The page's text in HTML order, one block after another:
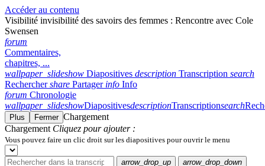
Accéder au contenu
Visibilité invisibilité des savoirs des femmes : Rencontre avec Cole
Swensen
forum
Commentaires,
chapitres, ...
wallpaper_slideshow Diapositives description Transcription search
Rechercher share Partager info Info
forum Chronologie
wallpaper_slideshowDiapositivesdescriptionTranscriptionsearch
Plus Fermer Chargement
Chargement Cliquez pour ajouter :
Vous pouvez faire un clic droit sur les diapositives pour ouvrir le menu
arrow_drop_up
arrow_drop_down